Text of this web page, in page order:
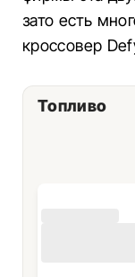
зато есть
кроссовер
Топливо